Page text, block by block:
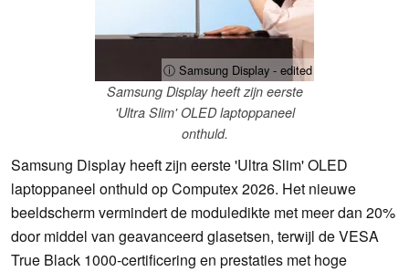
ⓘ Samsung Display - edited
Samsung Display heeft zijn eerste
'Ultra Slim' OLED laptoppaneel
onthuld.
Samsung Display heeft zijn eerste 'Ultra Slim' OLED
laptoppaneel onthuld op Computex 2026. Het nieuwe
beeldscherm vermindert de moduledikte met meer dan 20%
door middel van geavanceerd glasetsen, terwijl de VESA
True Black 1000-certificering en prestaties met hoge